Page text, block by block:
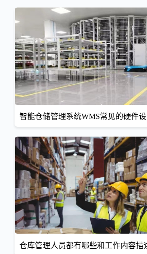
智能仓储管理系统WMS常见的硬件
仓库管理人员都有哪些和工作内容描